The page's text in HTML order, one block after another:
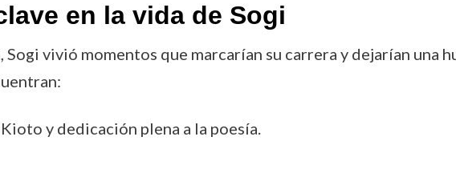
en la vida de Sogi
Sogi vivió momentos que marcarían su carrera y dejarían una
y dedicación plena a la poesía.